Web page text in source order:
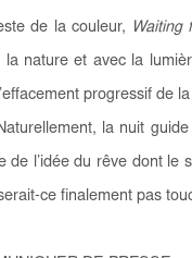
de la couleur, Waiting
la nature et avec la
progressif de
la nuit
de l’idée du rêve dont
ce finalement pas